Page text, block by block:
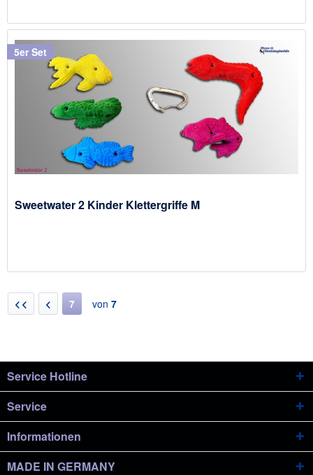
5er Set
Sweetwater 2 Kinder Klettergriffe M
7 von 7
Service Hotline
Service
Informationen
MADE IN GERMANY